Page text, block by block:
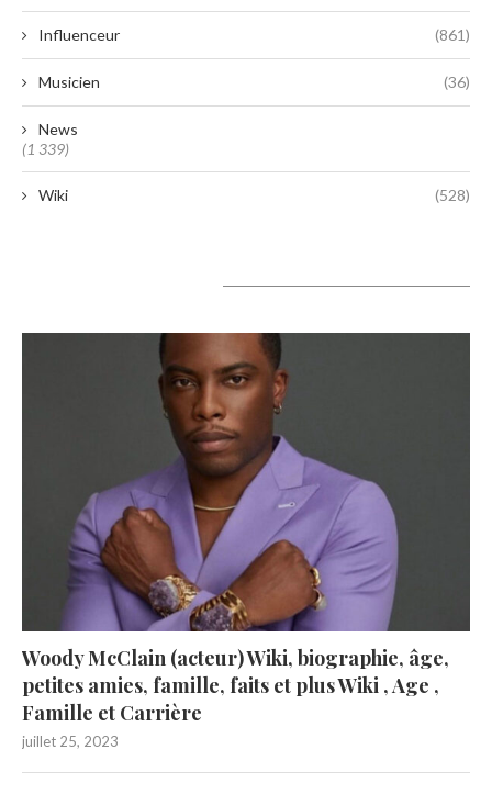
Influenceur (861)
Musicien (36)
News
(1 339)
Wiki (528)
Woody McClain (acteur) Wiki, biographie, âge,
petites amies, famille, faits et plus Wiki , Age ,
Famille et Carrière
juillet 25, 2023